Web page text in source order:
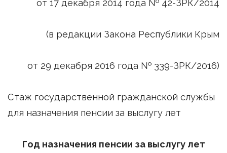
от 17 декабря 2014 года № 42-ЗРК/2014
(в редакции Закона Республики Крым
от 29 декабря 2016 года № 339-ЗРК/2016)
Стаж государственной гражданской службы
для назначения пенсии за выслугу лет
Год назначения пенсии за выслугу лет